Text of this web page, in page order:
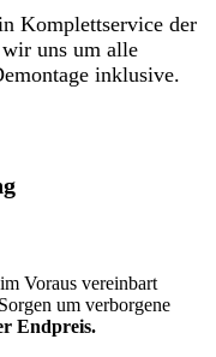
Komplettservice der
uns um alle
inklusive.
Voraus vereinbart
um verborgene
Endpreis.